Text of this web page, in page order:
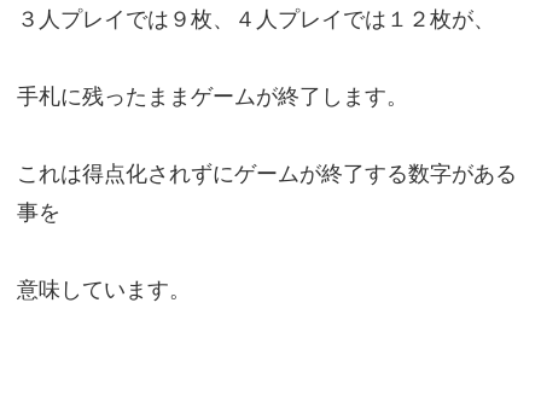
３人プレイでは９枚、４人プレイでは１２枚が、
手札に残ったままゲームが終了します。
これは得点化されずにゲームが終了する数字がある
事を
意味しています。